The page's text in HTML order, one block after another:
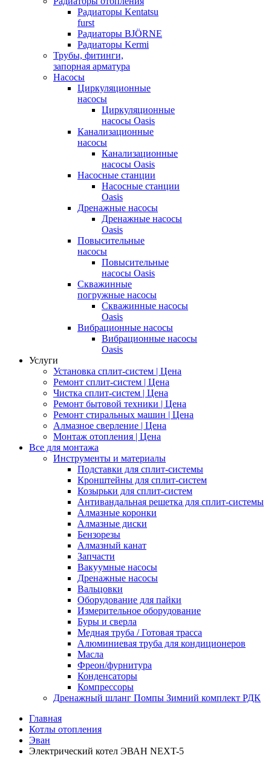
Радиаторы Kentatsu
furst
Радиаторы BJÖRNE
Радиаторы Kermi
Трубы, фитинги,
запорная арматура
Насосы
Циркуляционные
насосы
Циркуляционные
насосы Oasis
Канализационные
насосы
Канализационные
насосы Oasis
Насосные станции
Насосные станции
Oasis
Дренажные насосы
Дренажные насосы
Oasis
Повысительные
насосы
Повысительные
насосы Oasis
Скважинные
погружные насосы
Скважинные насосы
Oasis
Вибрационные насосы
Вибрационные насосы
Oasis
Услуги
Установка сплит-систем | Цена
Ремонт сплит-систем | Цена
Чистка сплит-систем | Цена
Ремонт бытовой техники | Цена
Ремонт стиральных машин | Цена
Алмазное сверление | Цена
Монтаж отопления | Цена
Все для монтажа
Инструменты и материалы
Подставки для сплит-системы
Кронштейны для сплит-систем
Козырьки для сплит-систем
Антивандальная решетка для сплит-системы
Алмазные коронки
Алмазные диски
Бензорезы
Алмазный канат
Запчасти
Вакуумные насосы
Дренажные насосы
Вальцовки
Оборудование для пайки
Измерительное оборудование
Буры и сверла
Медная труба / Готовая трасса
Алюминиевая труба для кондиционеров
Масла
Фреон/фурнитура
Конденсаторы
Компрессоры
Дренажный шланг Помпы Зимний комплект РДК
Главная
Котлы отопления
Эван
Электрический котел ЭВАН NEXT-5